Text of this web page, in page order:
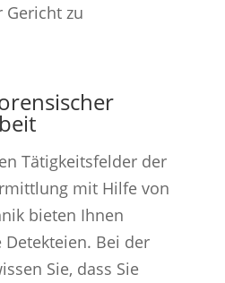
Gericht zu
Tätigkeitsfelder der
mit Hilfe von
bieten Ihnen
Bei der
Sie, dass Sie